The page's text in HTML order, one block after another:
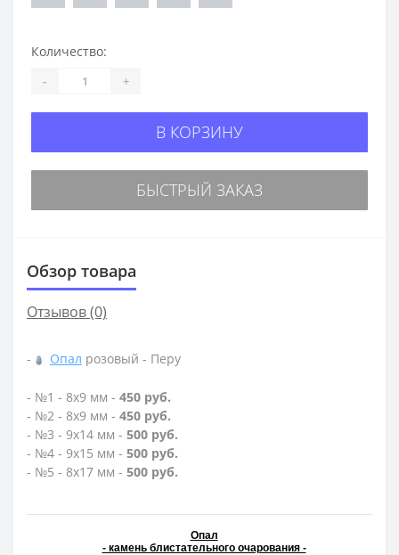
Количество:
- +
В КОРЗИНУ
БЫСТРЫЙ ЗАКАЗ
Обзор товара
Отзывов (0)
- Опал розовый - Перу
- №1 - 8х9 мм - 450 руб.
- №2 - 8х9 мм - 450 руб.
- №3 - 9х14 мм - 500 руб.
- №4 - 9х15 мм - 500 руб.
- №5 - 8х17 мм - 500 руб.
Опал
- камень блистательного очарования -